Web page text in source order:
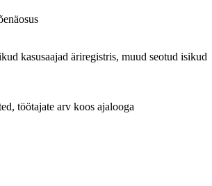
kasusaajad äriregistris, muud seotud isikud
töötajate arv koos ajalooga